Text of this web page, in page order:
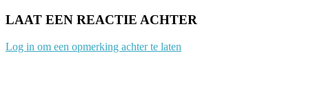
LAAT EEN REACTIE ACHTER
Log in om een opmerking achter te laten